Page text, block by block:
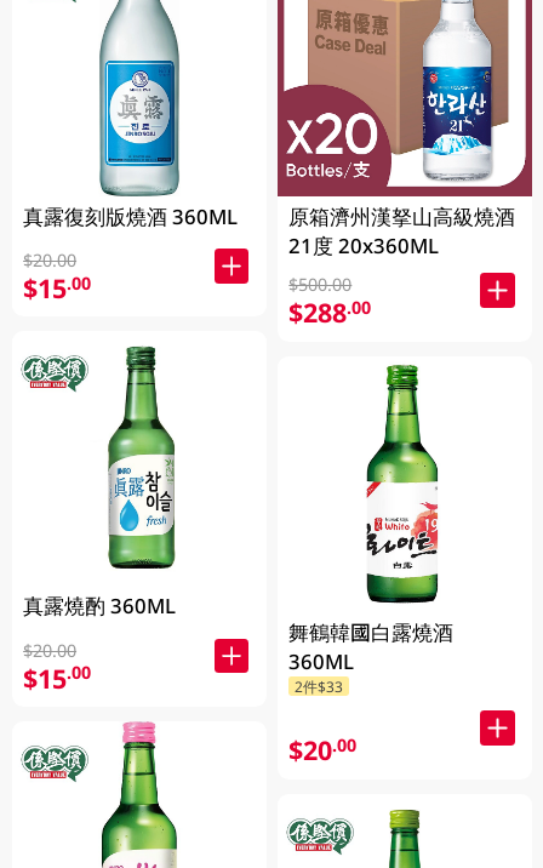
真露復刻版燒酒 360ML
$20.00
$15.00
真露燒酌 360ML
$20.00
$15.00
原箱濟州漢拏山高級燒酒
21度 20x360ML
$500.00
$288.00
舞鶴韓國白露燒酒
360ML
2件$33
$20.00